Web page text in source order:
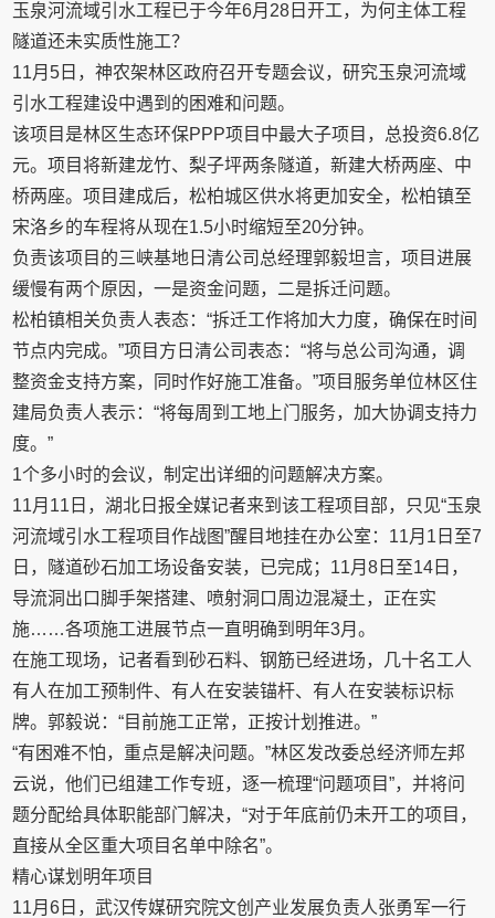
玉泉河流域引水工程已于今年6月28日开工，为何主体工程
隧道还未实质性施工？
11月5日，神农架林区政府召开专题会议，研究玉泉河流域
引水工程建设中遇到的困难和问题。
该项目是林区生态环保PPP项目中最大子项目，总投资6.8亿
元。项目将新建龙竹、梨子坪两条隧道，新建大桥两座、中
桥两座。项目建成后，松柏城区供水将更加安全，松柏镇至
宋洛乡的车程将从现在1.5小时缩短至20分钟。
负责该项目的三峡基地日清公司总经理郭毅坦言，项目进展
缓慢有两个原因，一是资金问题，二是拆迁问题。
松柏镇相关负责人表态：“拆迁工作将加大力度，确保在时间
节点内完成。”项目方日清公司表态：“将与总公司沟通，调
整资金支持方案，同时作好施工准备。”项目服务单位林区住
建局负责人表示：“将每周到工地上门服务，加大协调支持力
度。”
1个多小时的会议，制定出详细的问题解决方案。
11月11日，湖北日报全媒记者来到该工程项目部，只见“玉泉
河流域引水工程项目作战图”醒目地挂在办公室：11月1日至7
日，隧道砂石加工场设备安装，已完成；11月8日至14日，
导流洞出口脚手架搭建、喷射洞口周边混凝土，正在实
施……各项施工进展节点一直明确到明年3月。
在施工现场，记者看到砂石料、钢筋已经进场，几十名工人
有人在加工预制件、有人在安装锚杆、有人在安装标识标
牌。郭毅说：“目前施工正常，正按计划推进。”
“有困难不怕，重点是解决问题。”林区发改委总经济师左邦
云说，他们已组建工作专班，逐一梳理“问题项目”，并将问
题分配给具体职能部门解决，“对于年底前仍未开工的项目，
直接从全区重大项目名单中除名”。
精心谋划明年项目
11月6日，武汉传媒研究院文创产业发展负责人张勇军一行